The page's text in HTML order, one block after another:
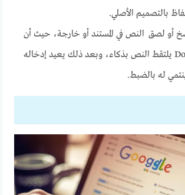
بالتصميم الأصلي.
أو لصق النص في المستند أو خارجة، حيث أن
Doc Translator يلتقط النص بذكاء، وبعد ذلك يعيد إدخاله
له بالضبط.